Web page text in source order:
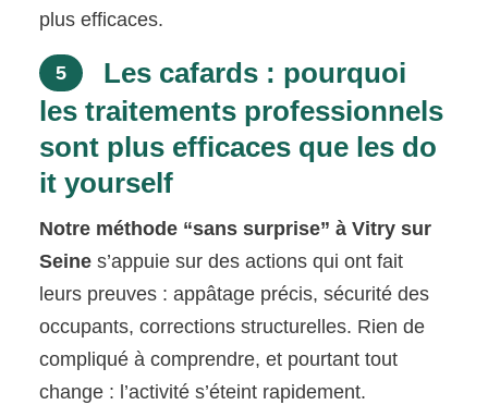
plus efficaces.
5
Les cafards : pourquoi
les traitements professionnels
sont plus efficaces que les do
it yourself
Notre méthode “sans surprise” à Vitry sur
Seine s’appuie sur des actions qui ont fait
leurs preuves : appâtage précis, sécurité des
occupants, corrections structurelles. Rien de
compliqué à comprendre, et pourtant tout
change : l’activité s’éteint rapidement.